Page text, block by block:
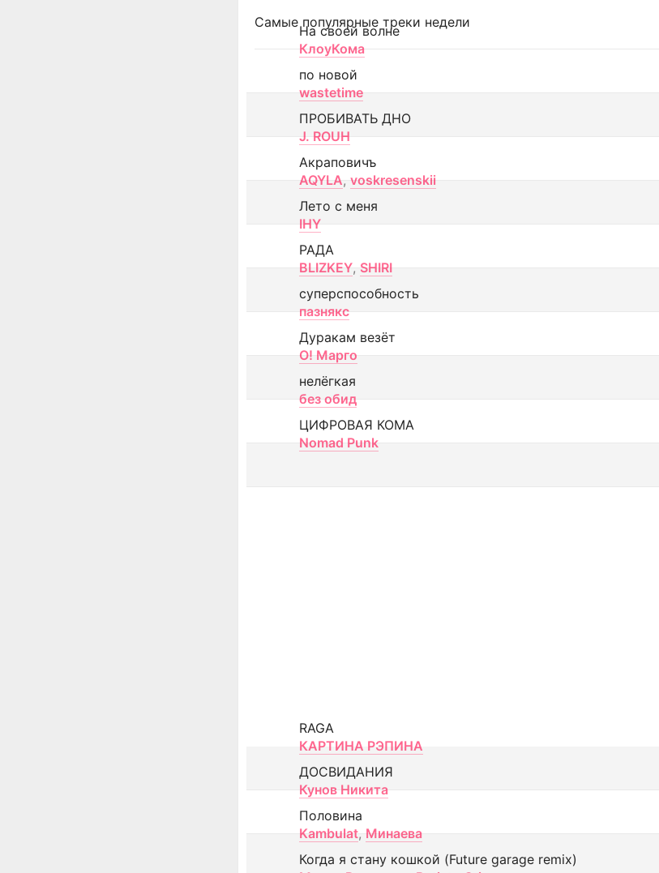
Самые популярные треки недели
На своей волне
КлоуКома
по новой
wastetime
ПРОБИВАТЬ ДНО
J. ROUH
Акраповичъ
AQYLA, voskresenskii
Лето с меня
IHY
РАДА
BLIZKEY, SHIRI
суперспособность
пазнякс
Дуракам везёт
О! Марго
нелёгкая
без обид
ЦИФРОВАЯ КОМА
Nomad Punk
RAGA
КАРТИНА РЭПИНА
ДОСВИДАНИЯ
Кунов Никита
Половина
Kambulat, Минаева
Когда я стану кошкой (Future garage remix)